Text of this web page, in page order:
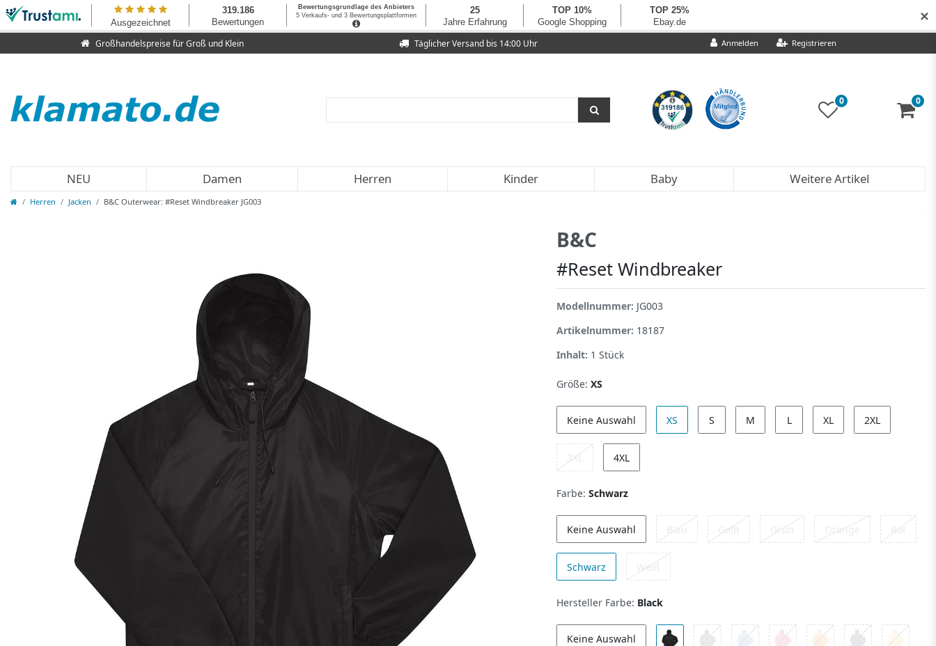
Anmelden Registrieren
Täglicher Versand bis 14:00 Uhr
Großhandelspreise für Groß und Klein
0 0
NEU Damen Herren Kinder Baby Weitere Artikel
Herren Jacken B&C Outerwear: #Reset Windbreaker JG003
B&C
#Reset Windbreaker
Modellnummer: JG003
Artikelnummer: 18187
Inhalt: 1 Stück
Größe: XS
Keine Auswahl XS S M L XL 2XL
3XL 4XL
Farbe: Schwarz
Keine Auswahl Blau Gelb Grün Orange Rot
Schwarz Weiß
Hersteller Farbe: Black
Keine Auswahl
✕